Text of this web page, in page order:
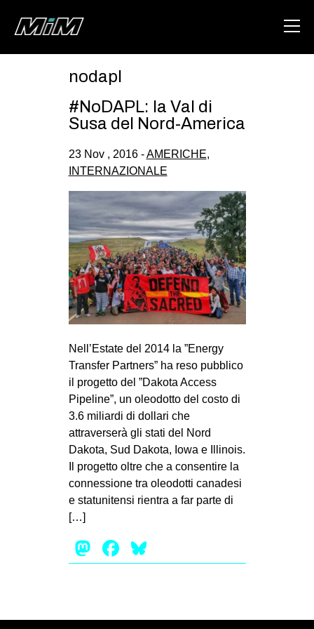
ABOUT
AREA
DEGENERAZIONE
GAZA FREESTYLE
CSOA LAMBRETTA
MSM
STUDENTI TSUNAMI
ZAM
MILANO
MOBILITAZIONI
SPAZI
SPORT POPOLARE
MOVIMENTI
AMBIENTE
ANTIFASCISMO
DIRITTO ALL’ABITARE
MIGRAZIONI
PRECARIATO
nodapl
#NoDAPL: la Val di
Susa del Nord-America
23 Nov , 2016 -AMERICHE,
INTERNAZIONALE
Nell’Estate del 2014 la ”Energy
Transfer Partners” ha reso pubblico
il progetto del ”Dakota Access
Pipeline”, un oleodotto del costo di
3.6 miliardi di dollari che
attraverserà gli stati del Nord
Dakota, Sud Dakota, Iowa e Illinois.
Il progetto oltre che a consentire la
connessione tra oleodotti canadesi
e statunitensi rientra a far parte di
[…]
Mastodon
Facebook